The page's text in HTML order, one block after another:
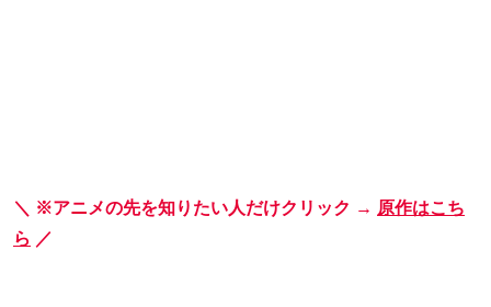
＼ ※アニメの先を知りたい人だけクリック → 原作はこち
ら ／